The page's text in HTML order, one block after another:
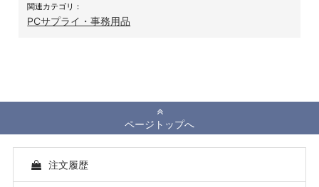
関連カテゴリ：
PCサプライ・事務用品
ページトップへ
注文履歴